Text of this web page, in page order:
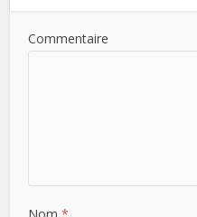
Commentaire
Nom*